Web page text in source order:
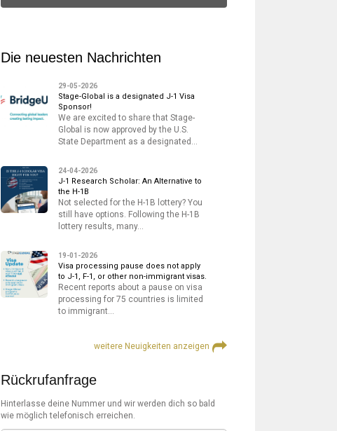
Die neuesten Nachrichten
29-05-2026
Stage-Global is a designated J-1 Visa
Sponsor!
We are excited to share that Stage-
Global is now approved by the U.S.
State Department as a designated…
24-04-2026
J-1 Research Scholar: An Alternative to
the H-1B
Not selected for the H-1B lottery? You
still have options. Following the H-1B
lottery results, many…
19-01-2026
Visa processing pause does not apply
to J-1, F-1, or other non-immigrant visas.
Recent reports about a pause on visa
processing for 75 countries is limited
to immigrant…
weitere Neuigkeiten anzeigen
Rückrufanfrage
Hinterlasse deine Nummer und wir werden dich so bald
wie möglich telefonisch erreichen.